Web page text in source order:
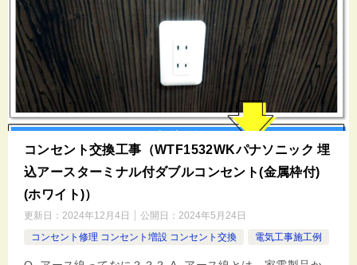
コンセント交換工事（WTF1532WKパナソニック 埋
込アースターミナル付ダブルコンセント(金属枠付)
(ホワイト)）
更新日： 2024年12月4日 公開日： 2024年5月24日
コンセント修理 コンセント増設 コンセント交換
電気工事施工例